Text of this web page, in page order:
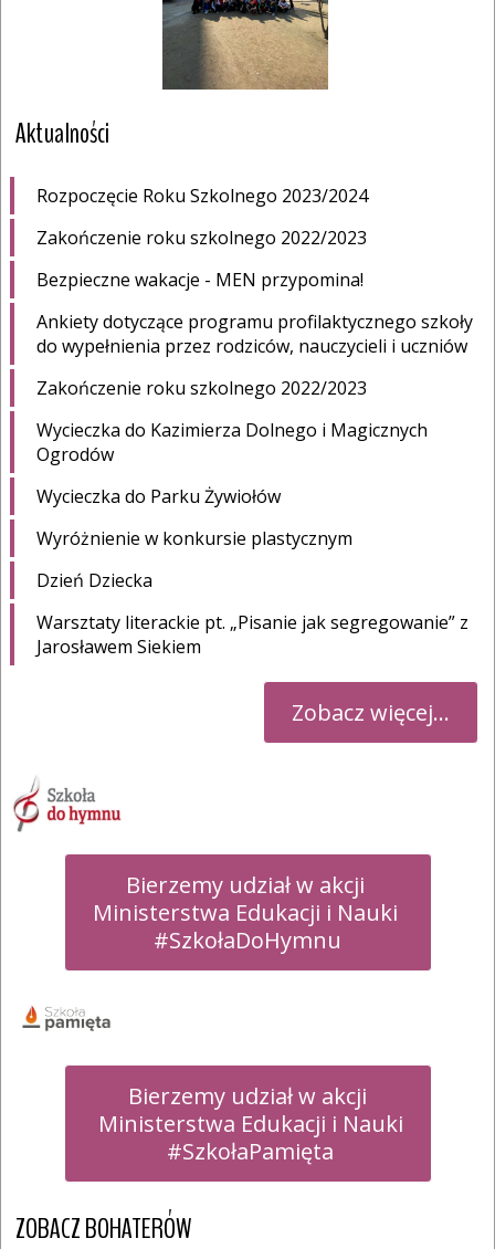
Aktualności
Rozpoczęcie Roku Szkolnego 2023/2024
Zakończenie roku szkolnego 2022/2023
Bezpieczne wakacje - MEN przypomina!
Ankiety dotyczące programu profilaktycznego szkoły
do wypełnienia przez rodziców, nauczycieli i uczniów
Zakończenie roku szkolnego 2022/2023
Wycieczka do Kazimierza Dolnego i Magicznych
Ogrodów
Wycieczka do Parku Żywiołów
Wyróżnienie w konkursie plastycznym
Dzień Dziecka
Warsztaty literackie pt. „Pisanie jak segregowanie” z
Jarosławem Siekiem
Zobacz więcej...
Bierzemy udział w akcji
Ministerstwa Edukacji i Nauki
#SzkołaDoHymnu
Bierzemy udział w akcji
#SzkołaPamięta
ZOBACZ BOHATERÓW